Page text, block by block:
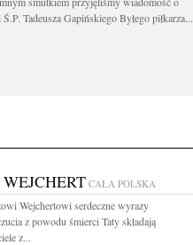
Tadeusza Gapińskiego Byłego piłkarza...
CAŁA POLSKA
Wejchertowi serdeczne wyrazy
z powodu śmierci Taty składają
z...